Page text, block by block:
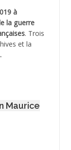
à
la guerre
. Trois
et la
.
Maurice